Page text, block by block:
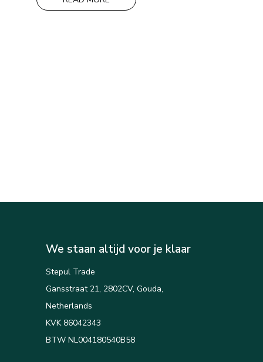
We staan altijd voor je klaar
Stepul Trade
Gansstraat 21, 2802CV, Gouda,
Netherlands
KVK 86042343
BTW NL004180540B58